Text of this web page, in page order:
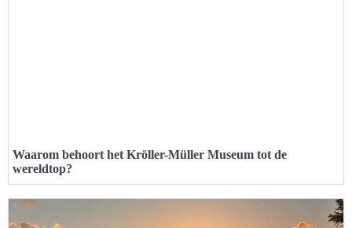
Waarom behoort het Kröller-Müller Museum tot de
wereldtop?